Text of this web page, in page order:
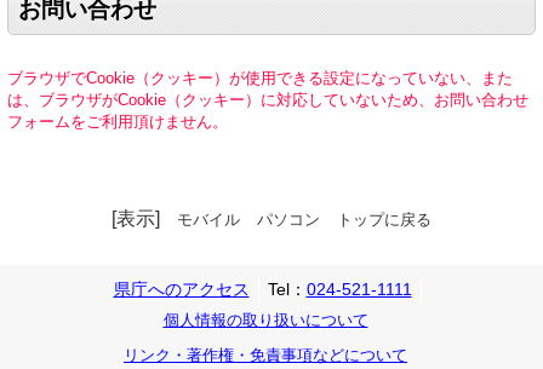
お問い合わせ
ブラウザでCookie（クッキー）が使用できる設定になっていない、また
は、ブラウザがCookie（クッキー）に対応していないため、お問い合わせ
フォームをご利用頂けません。
[表示] モバイル パソコン トップに戻る
県庁へのアクセス Tel： 024-521-1111
個人情報の取り扱いについて
リンク・著作権・免責事項などについて